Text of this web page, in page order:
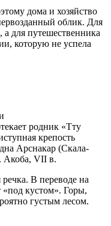
дома и хозяйство
облик. Для
а для путешественника
которую не успела
родник «Тту
крепость
Арснакар (Скала-
Акоба, VII в.
В переводе на
«под кустом». Горы,
густым лесом.